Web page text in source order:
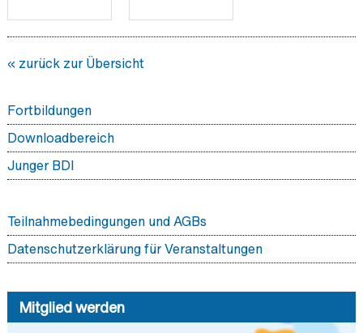
« zurück zur Übersicht
Fortbildungen
Downloadbereich
Junger BDI
Teilnahmebedingungen und AGBs
Datenschutzerklärung für Veranstaltungen
Mitglied werden